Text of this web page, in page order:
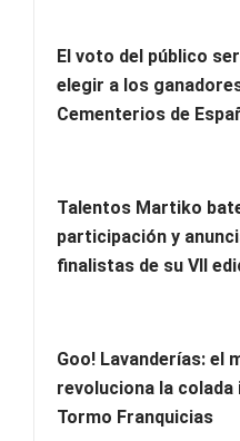
El voto del público
elegir a los
Cementerios de
Talentos Martiko
participación y
finalistas de su VII
Goo! Lavanderías: el
revoluciona la
Tormo Franquicias